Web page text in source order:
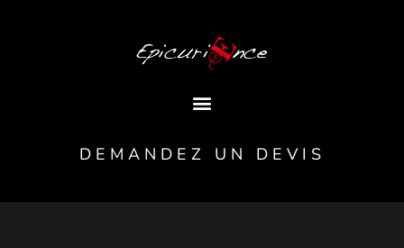
DEMANDEZ UN DEVIS